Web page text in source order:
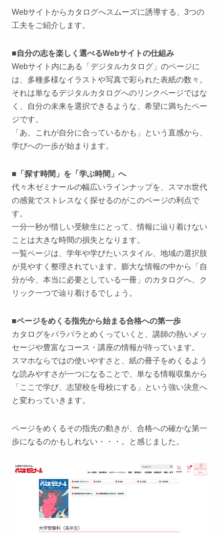
Webサイトからカタログへスムーズに誘導する、3つの
工夫をご紹介します。
■自分の志を楽しく選べるWebサイトの仕組み
Webサイト内にある「デジタルカタログ」のページに
は、多種多様なイラストや写真で彩られた表紙の数々。
それは単なるデジタルカタログへのリンクページではな
く、自分の未来を選択できるような、希望に満ちたペー
ジです。
「あ、これが自分に合っているかも」という直感から、
学びへの一歩が始まります。
■「探す時間」を「学ぶ時間」へ
代々木ゼミナールの幅広いラインナップを、スマホ世代
の感覚でストレスなく探せるのがこのページの利点で
す。
一分一秒が惜しい受験生にとって、情報に辿り着けない
ことは大きな時間の損失となります。
一覧ページは、学年や学びたいスタイル、地域の選択肢
が見やすく整理されています。膨大な情報の中から「自
分が今、本当に必要としている一冊」のカタログへ、ク
リック一つで辿り着けるでしょう。
■ページをめくる指先から始まる合格への第一歩
カタログをパラパラとめくっていくと、講師の熱いメッ
セージや豊富なコース・講座の情報が待っています。
スマホならではの使いやすさと、紙の冊子をめくるよう
な読みやすさが一つになることで、単なる情報収集から
「ここで学び、志望校を母校にする」という強い決意へ
と変わっていきます。
ページをめくるその指先の動きが、合格への確かな第一
歩になるのかもしれない・・・。と感じました。